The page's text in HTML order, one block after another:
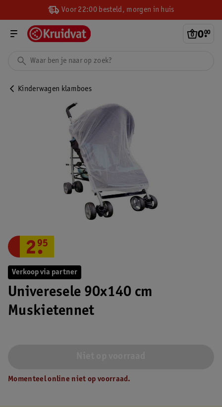
Voor 22:00 besteld, morgen in huis
0.
00
Kinderwagen klamboes
Verkoop via partner
Univeresele 90x140 cm
Muskietennet
2.
95
Momenteel online niet op voorraad.